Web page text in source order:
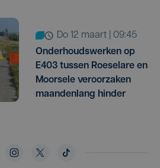
do 12 maart | 09:45
Onderhoudswerken op
E403 tussen Roeselare en
Moorsele veroorzaken
maandenlang hinder